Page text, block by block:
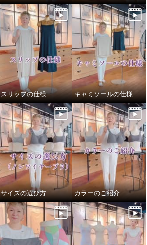
スリップの仕様 キャミソールの仕様
サイズの選び方 カラーのご紹介